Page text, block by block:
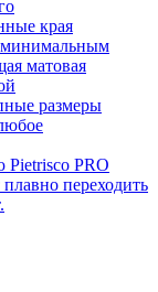
края
минимальным
матовая
размеры
Pietrisco PRO
переходить